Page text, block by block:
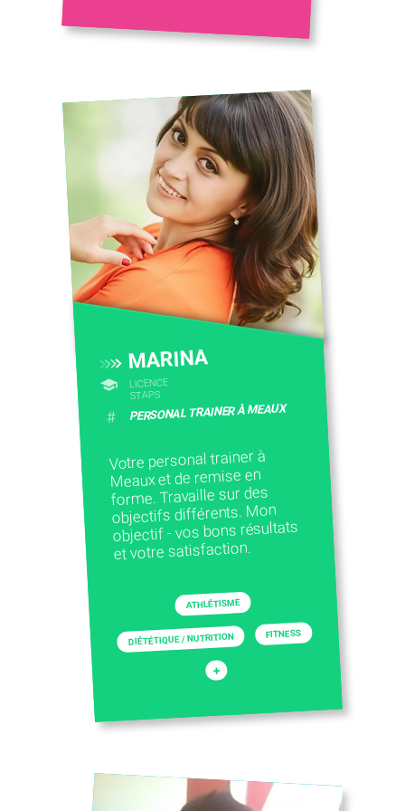
MARINA
LICENCE
STAPS
# PERSONAL TRAINER À MEAUX
Votre personal trainer à
Meaux et de remise en
forme. Travaille sur des
objectifs différents. Mon
objectif - vos bons résultats
et votre satisfaction.
ATHLÉTISME
DIÉTÉTIQUE / NUTRITION FITNESS
+